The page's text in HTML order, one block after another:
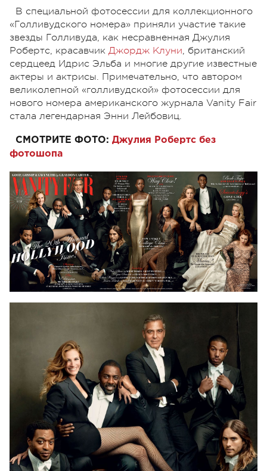
В специальной фотосессии для коллекционного
«Голливудского номера» приняли участие такие
звезды Голливуда, как несравненная Джулия
Робертс, красавчик Джордж Клуни, британский
сердцеед Идрис Эльба и многие другие известные
актеры и актрисы. Примечательно, что автором
великолепной «голливудской» фотосессии для
нового номера американского журнала Vanity Fair
стала легендарная Энни Лейбовиц.
СМОТРИТЕ ФОТО: Джулия Робертс без
фотошопа